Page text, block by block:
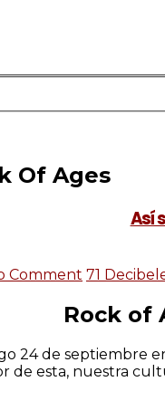
Of Ages
Así
Comment 71
Rock of
24 de septiembre
de esta, nuestra